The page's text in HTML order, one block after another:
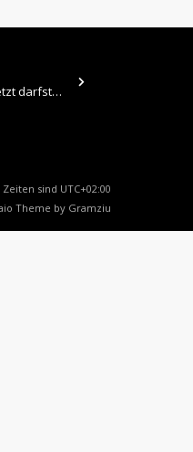
Endlich eingefahren, jetzt darfste Vollgas geben 👍
Zeiten sind UTC+02:00
Theme by Gramziu